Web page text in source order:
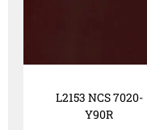
L2153 NCS 7020-
Y90R